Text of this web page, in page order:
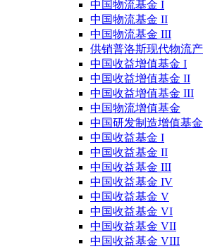
中国物流基金 I
中国物流基金 II
中国物流基金 III
供销普洛斯现代物流
中国收益增值基金 I
中国收益增值基金 II
中国收益增值基金 III
中国物流增值基金
中国研发制造增值基金
中国收益基金 I
中国收益基金 II
中国收益基金 III
中国收益基金 IV
中国收益基金 V
中国收益基金 VI
中国收益基金 VII
中国收益基金 VIII